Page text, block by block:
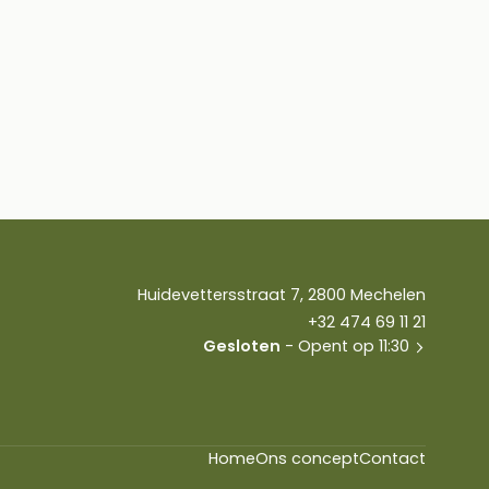
Huidevettersstraat 7, 2800 Mechelen
+32 474 69 11 21
Gesloten - Opent op 11:30
HomeOns conceptContact